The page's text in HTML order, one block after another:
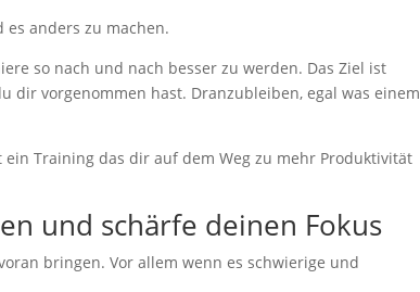
es anders zu machen.
so nach und nach besser zu werden. Das Ziel ist
dir vorgenommen hast. Dranzubleiben, egal was einem
Training das dir auf dem Weg zu mehr Produktivität
und schärfe deinen Fokus
bringen. Vor allem wenn es schwierige und